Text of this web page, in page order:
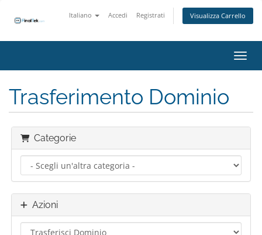
Italiano Accedi Registrati Visualizza Carrello
Trasferimento Dominio
Categorie
Azioni